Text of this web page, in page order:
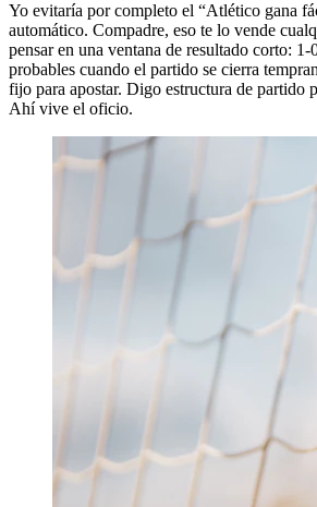
Yo evitaría por completo el “Atlético gana
automático. Compadre, eso te lo vende
pensar en una ventana de resultado corto:
probables cuando el partido se cierra
fijo para apostar. Digo estructura de partido
Ahí vive el oficio.